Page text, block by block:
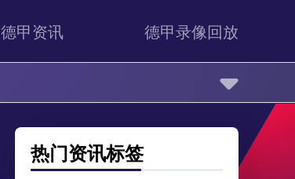
德甲资讯 德甲录像回放
热门资讯标签